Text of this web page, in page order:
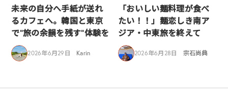
未来の自分へ手紙が送れ
るカフェへ。韓国と東京
で“旅の余韻を残す”体験を
2026年6月29日 Karin
「おいしい麺料理が食べ
たい！！」麺恋しき南ア
ジア・中東旅を終えて
2026年6月28日 宗石尚典